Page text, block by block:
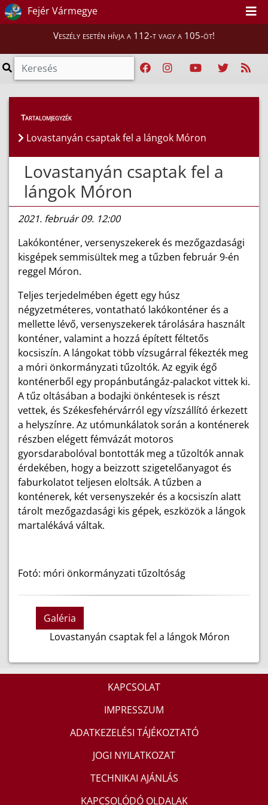
Fejér Vármegye
Veszély esetén hívja a 112-t vagy a 105-öt!
Híreink > Hírek
Tartalomjegyzék
Lovastanyán csaptak fel a lángok Móron
Lovastanyán csaptak fel a
lángok Móron
2021. február 09. 12:00
Lakókonténer, versenyszekerek és mezőgazdasági
kisgépek semmisültek meg a tűzben február 9-én
reggel Móron.
Teljes terjedelmében égett egy húsz
négyzetméteres, vontatható lakókonténer és a
mellette lévő, versenyszekerek tárolására használt
konténer, valamint a hozzá épített féltetős
kocsiszín. A lángokat több vízsugárral fékezték meg
a móri önkormányzati tűzoltók. Az egyik égő
konténerből egy propánbutángáz-palackot vittek ki.
A tűz oltásában a bodajki önkéntesek is részt
vettek, és Székesfehérvárról egy vízszállító érkezett
a helyszínre. Az utómunkálatok során a konténerek
részben elégett fémvázát motoros
gyorsdarabolóval bontották meg a tűzoltók annak
érdekében, hogy a beizzott szigetelőanyagot és
faburkolatot teljesen eloltsák. A tűzben a
konténerek, két versenyszekér és a kocsiszín alatt
tárolt mezőgazdasági kis gépek, eszközök a lángok
martalékává váltak.
Fotó: móri önkormányzati tűzoltóság
Galéria
Lovastanyán csaptak fel a lángok Móron
KAPCSOLAT
IMPRESSZUM
ADATKEZELÉSI TÁJÉKOZTATÓ
JOGI NYILATKOZAT
TECHNIKAI AJÁNLÁS
KAPCSOLÓDÓ OLDALAK